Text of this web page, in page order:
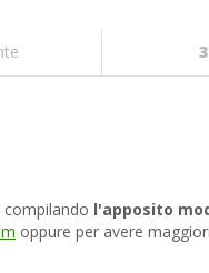
l'apposito
oppure per avere